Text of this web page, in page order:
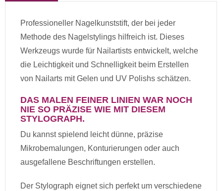
Professioneller Nagelkunststift, der bei jeder
Methode des Nagelstylings hilfreich ist. Dieses
Werkzeugs wurde für Nailartists entwickelt, welche
die Leichtigkeit und Schnelligkeit beim Erstellen
von Nailarts mit Gelen und UV Polishs schätzen.
DAS MALEN FEINER LINIEN WAR NOCH
NIE SO PRÄZISE WIE MIT DIESEM
STYLOGRAPH.
Du kannst spielend leicht dünne, präzise
Mikrobemalungen, Konturierungen oder auch
ausgefallene Beschriftungen erstellen.
Der Stylograph eignet sich perfekt um verschiedene